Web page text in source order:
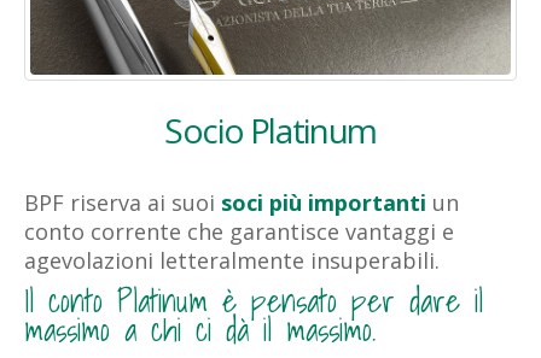
Socio Platinum
BPF riserva ai suoi soci più importanti un
conto corrente che garantisce vantaggi e
agevolazioni letteralmente insuperabili.
Il conto Platinum è pensato per dare il
massimo a chi ci dà il massimo.